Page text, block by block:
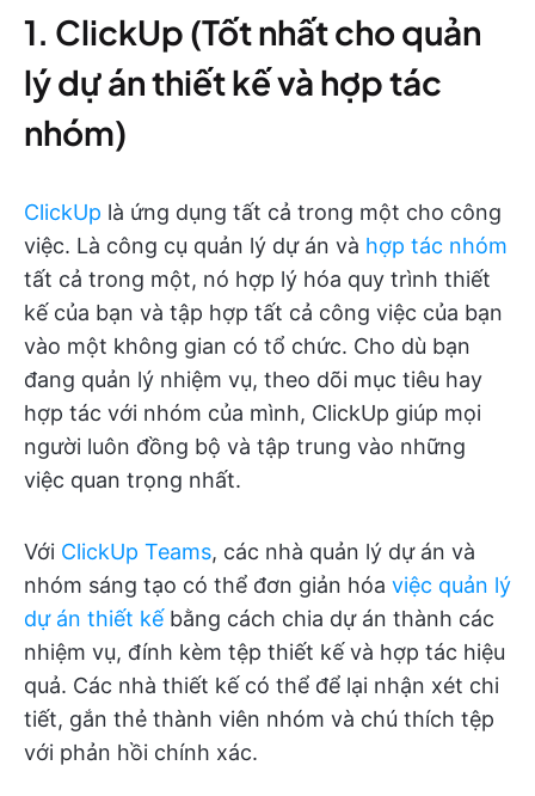
1. ClickUp (Tốt nhất cho quản
lý dự án thiết kế và hợp tác
nhóm)
ClickUp là ứng dụng tất cả trong một cho công
việc. Là công cụ quản lý dự án và hợp tác nhóm
tất cả trong một, nó hợp lý hóa quy trình thiết
kế của bạn và tập hợp tất cả công việc của bạn
vào một không gian có tổ chức. Cho dù bạn
đang quản lý nhiệm vụ, theo dõi mục tiêu hay
hợp tác với nhóm của mình, ClickUp giúp mọi
người luôn đồng bộ và tập trung vào những
việc quan trọng nhất.
Với ClickUp Teams, các nhà quản lý dự án và
nhóm sáng tạo có thể đơn giản hóa việc quản lý
dự án thiết kế bằng cách chia dự án thành các
nhiệm vụ, đính kèm tệp thiết kế và hợp tác hiệu
quả. Các nhà thiết kế có thể để lại nhận xét chi
tiết, gắn thẻ thành viên nhóm và chú thích tệp
với phản hồi chính xác.